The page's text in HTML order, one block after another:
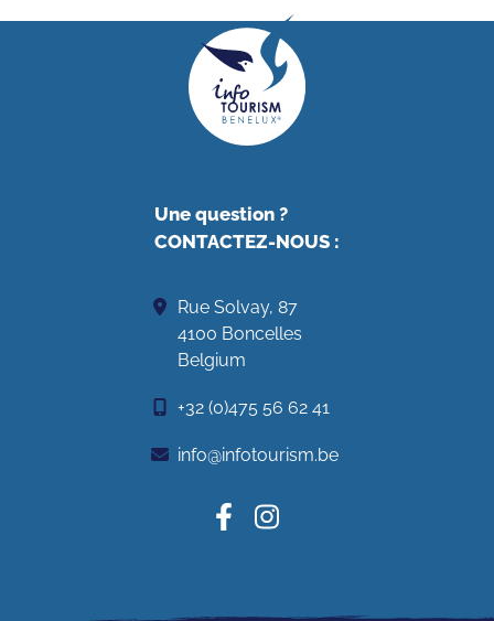
Une question ?
CONTACTEZ-NOUS :
Rue Solvay, 87
4100 Boncelles
Belgium
+32 (0)475 56 62 41
info@infotourism.be